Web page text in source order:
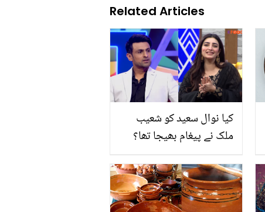
Related Articles
کیا نوال سعید کو شعیب
ملک نے پیغام بھیجا تھا؟
انکشاف کردیا